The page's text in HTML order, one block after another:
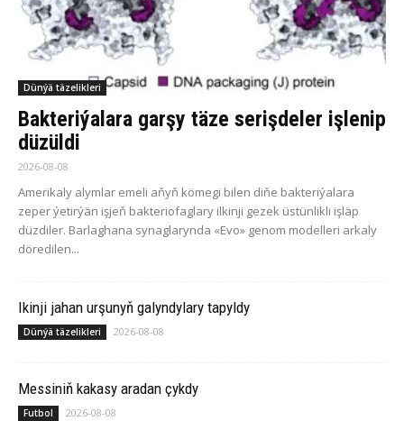
Dünýä täzelikleri
Bakteriýalara garşy täze serişdeler işlenip
düzüldi
2026-08-08
Amerikaly alymlar emeli aňyň kömegi bilen diňe bakteriýalara
zeper ýetirýän işjeň bakteriofaglary ilkinji gezek üstünlikli işläp
düzdiler. Barlaghana synaglarynda «Evo» genom modelleri arkaly
döredilen...
Ikinji jahan urşunyň galyndylary tapyldy
Dünýä täzelikleri 2026-08-08
Messiniň kakasy aradan çykdy
Futbol 2026-08-08